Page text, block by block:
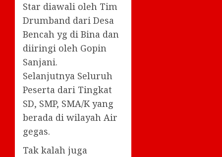
Star diawali oleh Tim
Drumband dari Desa
Bencah yg di Bina dan
diiringi oleh Gopin
Sanjani.
Selanjutnya Seluruh
Peserta dari Tingkat
SD, SMP, SMA/K yang
berada di wilayah Air
gegas.
Tak kalah juga